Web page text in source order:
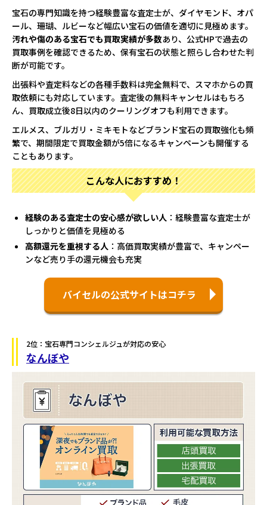
宝石の専門知識を持つ経験豊富な査定士が、ダイヤモンド、オパ
ール、珊瑚、ルビーなど幅広い宝石の価値を適切に見極めます。
汚れや傷のある宝石でも買取実績が多数あり、公式HPで過去の
買取事例を確認できるため、保有宝石の状態と照らし合わせた判
断が可能です。
出張料や査定料などの各種手数料は完全無料で、スマホからの買
取依頼にも対応しています。査定後の無料キャンセルはもちろ
ん、買取成立後8日以内のクーリングオフも利用できます。
エルメス、ブルガリ・ミキモトなどブランド宝石の買取強化も頻
繁で、期間限定で買取金額が5倍になるキャンペーンも開催する
こともあります。
こんな人におすすめ！
経験のある査定士の安心感が欲しい人 ：経験豊富な査定士が
しっかりと価値を見極める
高額還元を重視する人 ：高価買取実績が豊富で、キャンペー
ンなど売り手の還元機会も充実
バイセルの公式サイトはコチラ
2位：宝石専門コンシェルジュが対応の安心
なんぼや